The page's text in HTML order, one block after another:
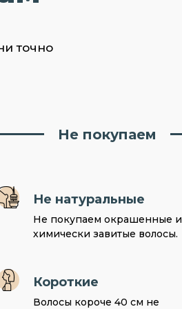
точно
Не покупаем
Не натуральные
Не покупаем окрашенные и
химически завитые волосы.
Короткие
Волосы короче 40 см не